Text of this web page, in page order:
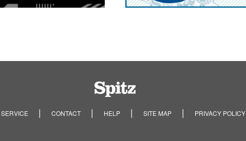
CONTACT HELP SITE MAP PRIVACY POLICY